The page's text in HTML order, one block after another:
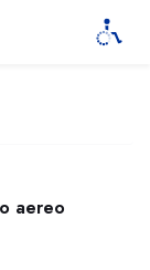
aereo